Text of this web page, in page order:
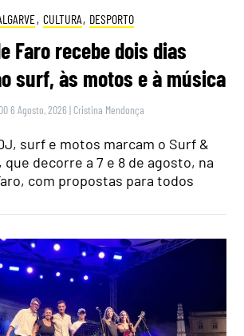
, CULTURA, DESPORTO
Faro recebe dois dias
surf, às motos e à música
6 Agosto, 2026 | Cristina Mendonça
surf e motos marcam o Surf &
que decorre a 7 e 8 de agosto, na
com propostas para todos